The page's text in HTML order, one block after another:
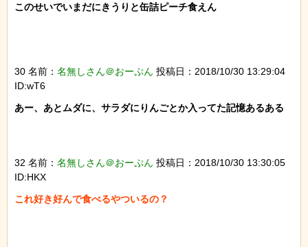
このせいでいまだにきうりと缶詰ピーチ食えん
30 名前： 名無しさん＠おーぷん 投稿日：2018/10/30 13:29:04
ID:wT6
あー、あとムダに、サラダにりんごとか入ってた記憶あるある
32 名前： 名無しさん＠おーぷん 投稿日：2018/10/30 13:30:05
ID:HKX
これ好き好んで食べるやついるの？